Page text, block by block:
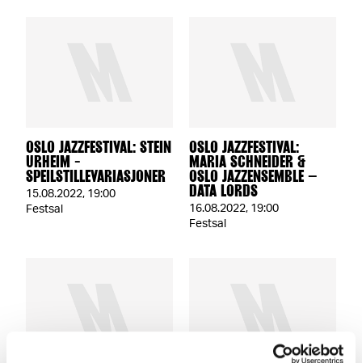
OSLO JAZZFESTIVAL: STEIN
URHEIM -
SPEILSTILLEVARIASJONER
15.08.2022, 19:00
Festsal
OSLO JAZZFESTIVAL:
MARIA SCHNEIDER &
OSLO JAZZENSEMBLE –
DATA LORDS
16.08.2022, 19:00
Festsal